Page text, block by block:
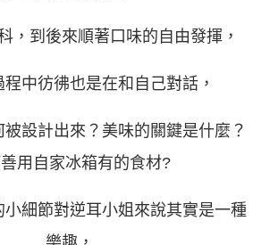
，到後來順著口味的自由發揮，
中彷彿也是在和自己對話，
設計出來？美味的關鍵是什麼？
用自家冰箱有的食材?
細節對逆耳小姐來說其實是一種